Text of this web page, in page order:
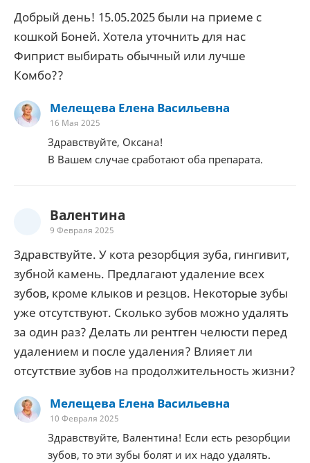
Добрый день! 15.05.2025 были на приеме с
кошкой Боней. Хотела уточнить для нас
Фиприст выбирать обычный или лучше
Комбо??
Мелещева Елена Васильевна
16 Мая 2025
Здравствуйте, Оксана!
В Вашем случае сработают оба препарата.
Валентина
9 Февраля 2025
Здравствуйте. У кота резорбция зуба, гингивит,
зубной камень. Предлагают удаление всех
зубов, кроме клыков и резцов. Некоторые зубы
уже отсутствуют. Сколько зубов можно удалять
за один раз? Делать ли рентген челюсти перед
удалением и после удаления? Влияет ли
отсутствие зубов на продолжительность жизни?
Мелещева Елена Васильевна
10 Февраля 2025
Здравствуйте, Валентина! Если есть резорбции
зубов, то эти зубы болят и их надо удалять.